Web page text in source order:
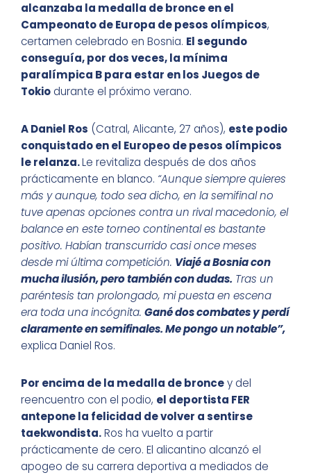
alcanzaba la medalla de bronce en el
Campeonato de Europa de pesos olímpicos,
certamen celebrado en Bosnia. El segundo
conseguía, por dos veces, la mínima
paralímpica B para estar en los Juegos de
Tokio durante el próximo verano.
A Daniel Ros (Catral, Alicante, 27 años), este podio
conquistado en el Europeo de pesos olímpicos
le relanza.Le revitaliza después de dos años
prácticamente en blanco. “Aunque siempre quieres
más y aunque, todo sea dicho, en la semifinal no
tuve apenas opciones contra un rival macedonio, el
balance en este torneo continental es bastante
positivo. Habían transcurrido casi once meses
desde mi última competición. Viajé a Bosnia con
mucha ilusión, pero también con dudas. Tras un
paréntesis tan prolongado, mi puesta en escena
era toda una incógnita. Gané dos combates y perdí
claramente en semifinales. Me pongo un notable”,
explica Daniel Ros.
Por encima de la medalla de broncey del
reencuentro con el podio, el deportista FER
antepone la felicidad de volver a sentirse
taekwondista.Ros ha vuelto a partir
prácticamente de cero. El alicantino alcanzó el
apogeo de su carrera deportiva a mediados de